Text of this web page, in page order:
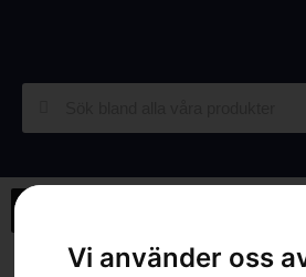
Vi använder oss
»Webbutik»Husqvarna TC 112